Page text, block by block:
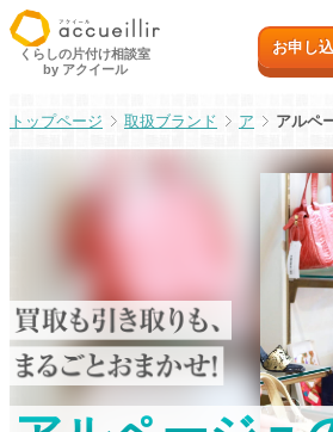
内
容
キ
初めての方へ
出張買取
宅配買取
店頭買取
取扱アイテム
くらしの片付け相談室
by アクイール
お申し
取扱ブランド ア アルペ